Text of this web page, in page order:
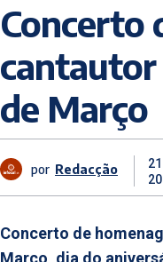
Concerto
cantautor
de Março
por Redacção
Concerto de
Março, dia do